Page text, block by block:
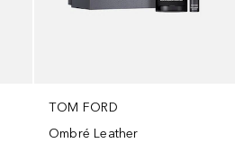
TOM FORD
Ombré Leather